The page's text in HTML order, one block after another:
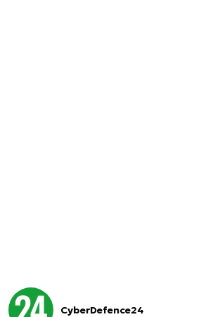
CyberDefence24